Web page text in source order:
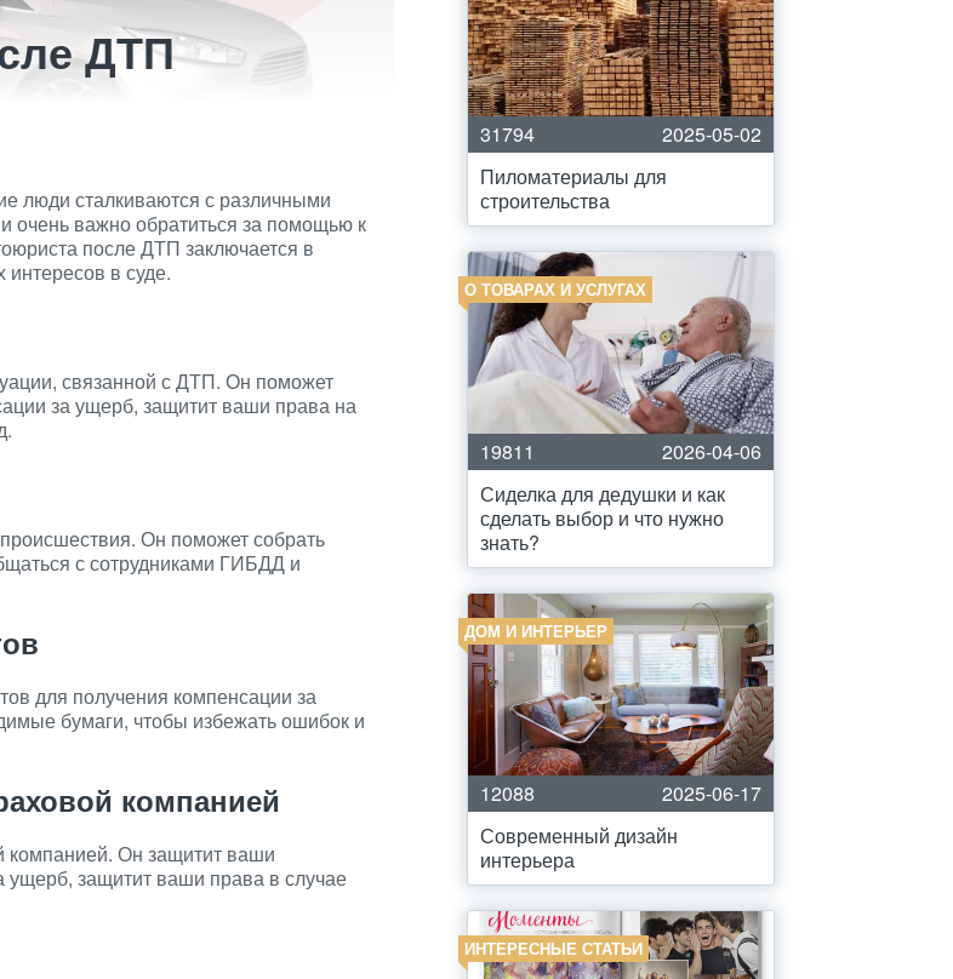
ДТП
люди сталкиваются с различными
очень важно обратиться за помощью к
после ДТП заключается в
в суде.
связанной с ДТП. Он поможет
за ущерб, защитит ваши права на
Он поможет собрать
с сотрудниками ГИБДД и
для получения компенсации за
бумаги, чтобы избежать ошибок и
компанией
компанией. Он защитит ваши
ущерб, защитит ваши права в случае
31794
2025-05-02
Пиломатериалы для
строительства
О ТОВАРАХ И УСЛУГАХ
19811
2026-04-06
Сиделка для дедушки и как
сделать выбор и что нужно
знать?
ДОМ И ИНТЕРЬЕР
12088
2025-06-17
Современный дизайн
интерьера
ИНТЕРЕСНЫЕ СТАТЬИ